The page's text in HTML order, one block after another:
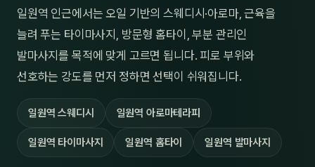
일원역 인근에서는 오일 기반의 스웨디시·아로마, 근육을
늘려 푸는 타이마사지, 방문형 홈타이, 부분 관리인
발마사지를 목적에 맞게 고르면 됩니다. 피로 부위와
선호하는 강도를 먼저 정하면 선택이 쉬워집니다.
일원역 스웨디시 일원역 아로마테라피
일원역 타이마사지 일원역 홈타이 일원역 발마사지